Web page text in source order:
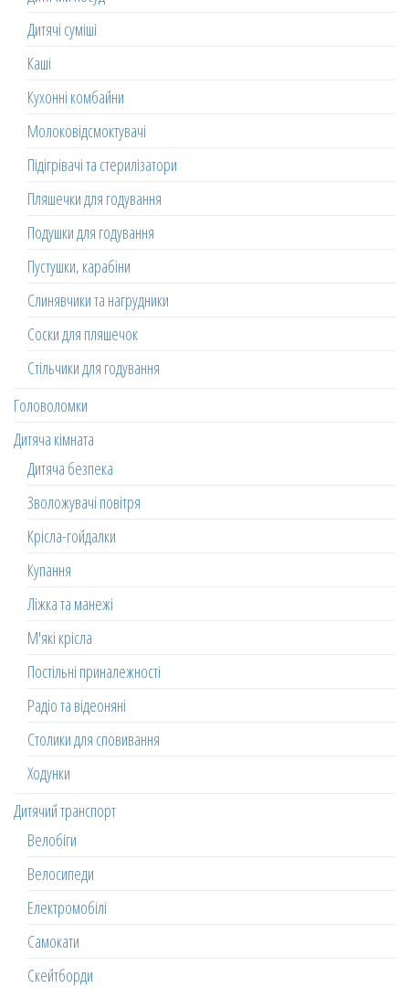
Дитячі суміші
Каші
Кухонні комбайни
Молоковідсмоктувачі
Підігрівачі та стерилізатори
Пляшечки для годування
Подушки для годування
Пустушки, карабіни
Слинявчики та нагрудники
Соски для пляшечок
Стільчики для годування
Головоломки
Дитяча кімната
Дитяча безпека
Зволожувачі повітря
Крісла-гойдалки
Купання
Ліжка та манежі
М'які крісла
Постільні приналежності
Радіо та відеоняні
Столики для сповивання
Ходунки
Дитячий транспорт
Велобіги
Велосипеди
Електромобілі
Самокати
Скейтборди